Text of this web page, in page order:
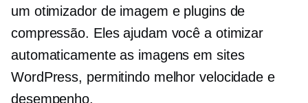
um otimizador de imagem e plugins de
compressão. Eles ajudam você a otimizar
automaticamente as imagens em sites
WordPress, permitindo melhor velocidade e
desempenho.